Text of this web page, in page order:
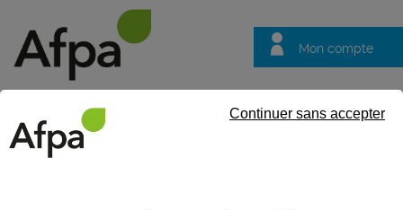
Mon compte
questions
Continuer sans accepter